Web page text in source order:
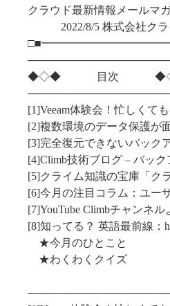
クラウド最新情報メールマ
2022/8/5 株式会社クラ
◆◇◆ 目次
[1]Veeam体験会！忙しくて
[2]複数環境のデータ保護が
[3]完全復元できないバック
[4]Climb技術ブログ – バッ
[5]クライム知識の宝庫「ク
[6]今月の注目コラム：ユー
[7]YouTube Climbチャンネ
[8]知ってる？ 英語最前線：
★今月のひとこと
★わくわくクイズ